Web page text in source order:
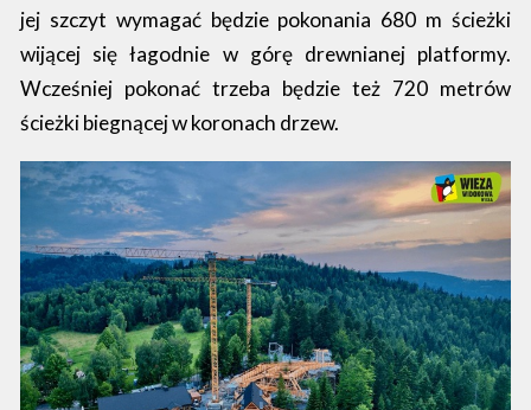
jej szczyt wymagać będzie pokonania 680 m ścieżki
wijącej się łagodnie w górę drewnianej platformy.
Wcześniej pokonać trzeba będzie też 720 metrów
ścieżki biegnącej w koronach drzew.